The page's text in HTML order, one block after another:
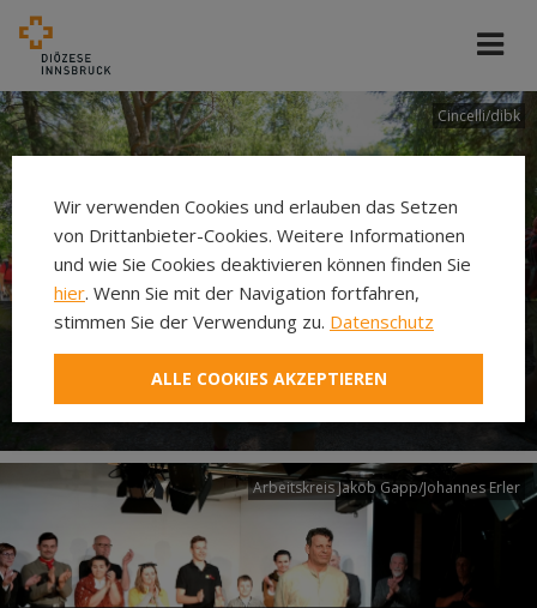
Cincelli/dibk
Neuer Pilgerweg Via
Laudato si’
Arbeitskreis Jakob Gapp/Johannes Erler
Wir verwenden Cookies und erlauben das Setzen
von Drittanbieter-Cookies. Weitere Informationen
und wie Sie Cookies deaktivieren können finden Sie
hier. Wenn Sie mit der Navigation fortfahren,
stimmen Sie der Verwendung zu. Datenschutz
ALLE COOKIES AKZEPTIEREN